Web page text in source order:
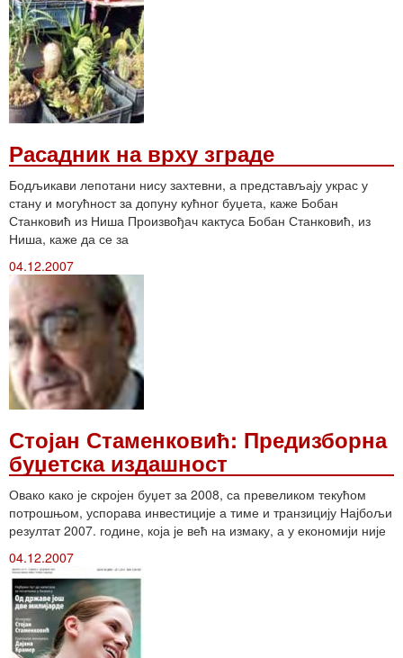
Расадник на врху зграде
Бодљикави лепотани нису захтевни, а представљају украс у
стану и могућност за допуну кућног буџета, каже Бобан
Станковић из Ниша Произвођач кактуса Бобан Станковић, из
Ниша, каже да се за
04.12.2007
Стојан Стаменковић: Предизборна
буџетска издашност
Овако како је скројен буџет за 2008, са превеликом текућом
потрошњом, успорава инвестиције а тиме и транзицију Најбољи
резултат 2007. године, која је већ на измаку, а у економији није
04.12.2007